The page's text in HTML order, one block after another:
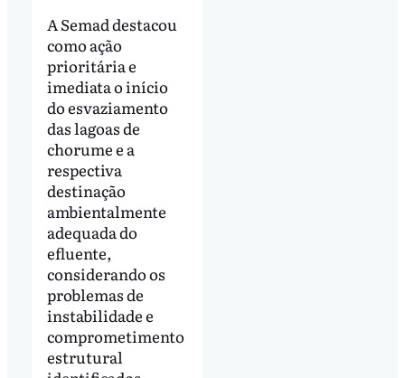
A Semad destacou
como ação
prioritária e
imediata o início
do esvaziamento
das lagoas de
chorume e a
respectiva
destinação
ambientalmente
adequada do
efluente,
considerando os
problemas de
instabilidade e
comprometimento
estrutural